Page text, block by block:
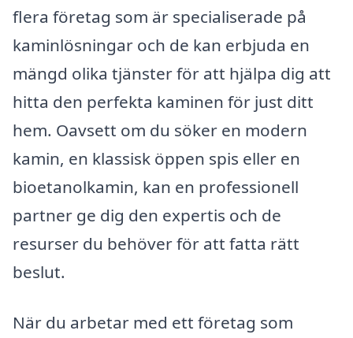
flera företag som är specialiserade på
kaminlösningar och de kan erbjuda en
mängd olika tjänster för att hjälpa dig att
hitta den perfekta kaminen för just ditt
hem. Oavsett om du söker en modern
kamin, en klassisk öppen spis eller en
bioetanolkamin, kan en professionell
partner ge dig den expertis och de
resurser du behöver för att fatta rätt
beslut.
När du arbetar med ett företag som